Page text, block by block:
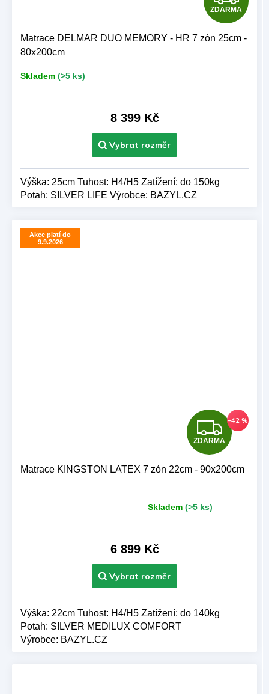
D
A
ZDARMA
Matrace DELMAR DUO MEMORY - HR 7 zón 25cm -
80x200cm
Skladem (>5 ks)
8 399 Kč
Výška: 25cm Tuhost: H4/H5 Zatížení: do 150kg
Potah: SILVER LIFE Výrobce: BAZYL.CZ
Akce platí do
9.9.2026
Z
D
A
ZDARMA
–42 %
Matrace KINGSTON LATEX 7 zón 22cm - 90x200cm
Skladem (>5 ks)
6 899 Kč
Výška: 22cm Tuhost: H4/H5 Zatížení: do 140kg
Potah: SILVER MEDILUX COMFORT
Výrobce: BAZYL.CZ